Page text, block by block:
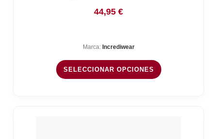
44,95 €
Marca: Incrediwear
SELECCIONAR OPCIONES